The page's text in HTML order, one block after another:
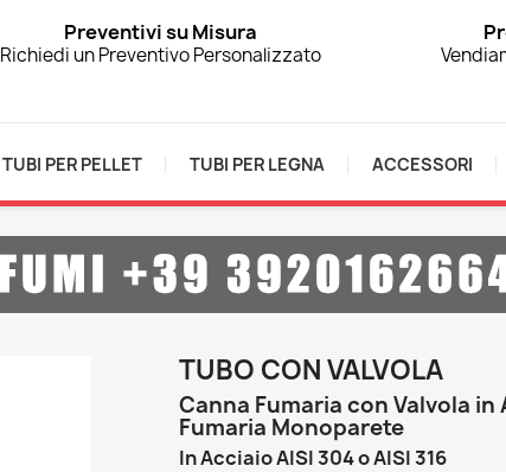
Preventivi su Misura
Richiedi un Preventivo Personalizzato
TUBI PER PELLET TUBI PER LEGNA ACCESSORI
TUBO CON VALVOLA
Canna Fumaria con Valvola
Fumaria Monoparete
In Acciaio AISI 304 o AISI 316